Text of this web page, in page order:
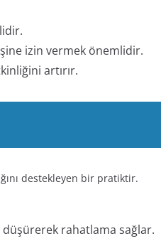
izin vermek önemlidir.
artırır.
destekleyen bir pratiktir.
rahatlama sağlar.